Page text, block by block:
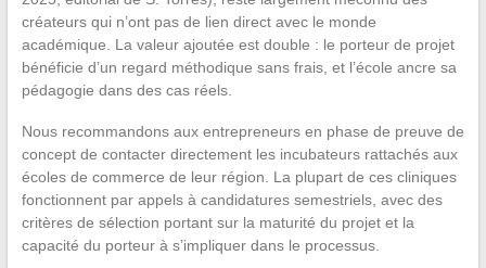
créateurs qui n’ont pas de lien direct avec le monde
académique. La valeur ajoutée est double : le porteur de projet
bénéficie d’un regard méthodique sans frais, et l’école ancre sa
pédagogie dans des cas réels.
Nous recommandons aux entrepreneurs en phase de preuve de
concept de contacter directement les incubateurs rattachés aux
écoles de commerce de leur région. La plupart de ces cliniques
fonctionnent par appels à candidatures semestriels, avec des
critères de sélection portant sur la maturité du projet et la
capacité du porteur à s’impliquer dans le processus.